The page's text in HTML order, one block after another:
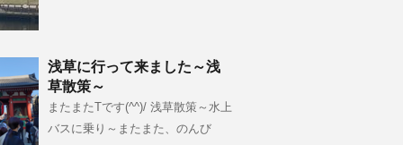
浅草に行って来ました～浅
草散策～
またまたTです(^^)/ 浅草散策～水上
バスに乗り～またまた、のんび